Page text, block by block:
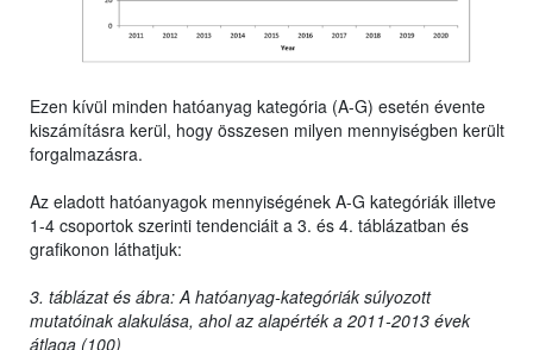
Ezen kívül minden hatóanyag kategória (A-G) esetén évente
kiszámításra kerül, hogy összesen milyen mennyiségben került
forgalmazásra.
Az eladott hatóanyagok mennyiségének A-G kategóriák illetve
1-4 csoportok szerinti tendenciáit a 3. és 4. táblázatban és
grafikonon láthatjuk:
3. táblázat és ábra: A hatóanyag-kategóriák súlyozott
mutatóinak alakulása, ahol az alapérték a 2011-2013 évek
átlaga (100)